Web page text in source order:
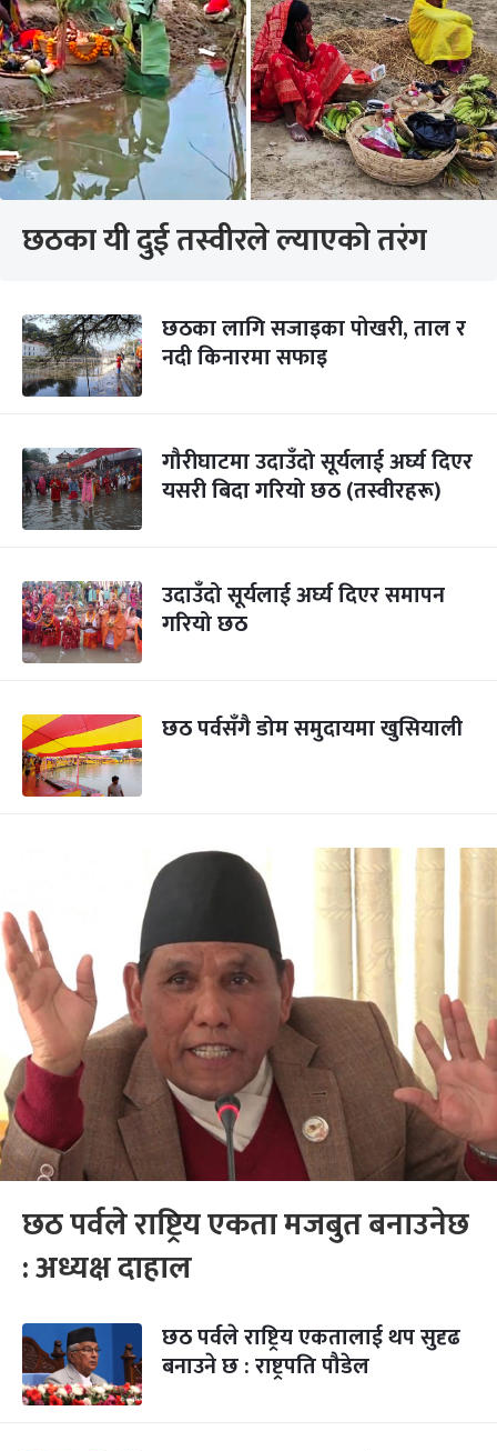
छठका यी दुई तस्वीरले ल्याएको तरंग
छठका लागि सजाइका पोखरी, ताल र
नदी किनारमा सफाइ
गौरीघाटमा उदाउँदो सूर्यलाई अर्घ्य दिएर
यसरी बिदा गरियो छठ (तस्वीरहरू)
उदाउँदो सूर्यलाई अर्घ्य दिएर समापन
गरियो छठ
छठ पर्वसँगै डोम समुदायमा खुसियाली
छठ पर्वले राष्ट्रिय एकता मजबुत बनाउनेछ
: अध्यक्ष दाहाल
छठ पर्वले राष्ट्रिय एकतालाई थप सुदृढ
बनाउने छ : राष्ट्रपति पौडेल